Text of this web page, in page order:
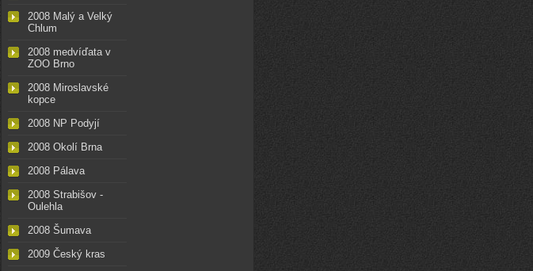
2008 Malý a Velký
Chlum
2008 medvíďata v
ZOO Brno
2008 Miroslavské
kopce
2008 NP Podyjí
2008 Okolí Brna
2008 Pálava
2008 Strabišov -
Oulehla
2008 Šumava
2009 Český kras